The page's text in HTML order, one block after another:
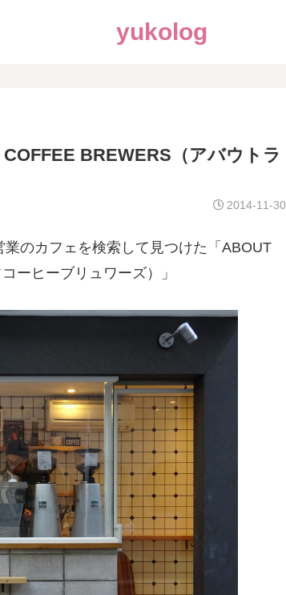
yukolog
BREWERS（アバウトラ
2014-11-30
のカフェを検索して見つけた「ABOUT
ーヒーブリュワーズ）」